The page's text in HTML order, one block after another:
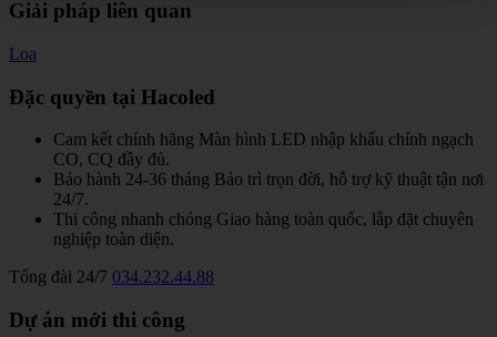
Giải pháp liên quan
Loa
Đặc quyền tại Hacoled
Cam kết chính hãng Màn hình LED nhập khẩu chính ngạch
CO, CQ đầy đủ.
Bảo hành 24-36 tháng Bảo trì trọn đời, hỗ trợ kỹ thuật tận nơi
24/7.
Thi công nhanh chóng Giao hàng toàn quốc, lắp đặt chuyên
nghiệp toàn diện.
Tổng đài 24/7 034.232.44.88
Dự án mới thi công